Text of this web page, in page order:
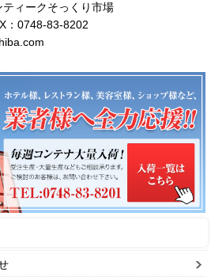
ィークそっくり市場
：0748-83-8202